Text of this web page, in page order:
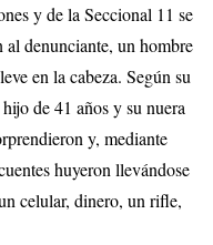
y de la Seccional 11 se
denunciante, un hombre
en la cabeza. Según su
de 41 años y su nuera
y, mediante
huyeron llevándose
celular, dinero, un rifle,